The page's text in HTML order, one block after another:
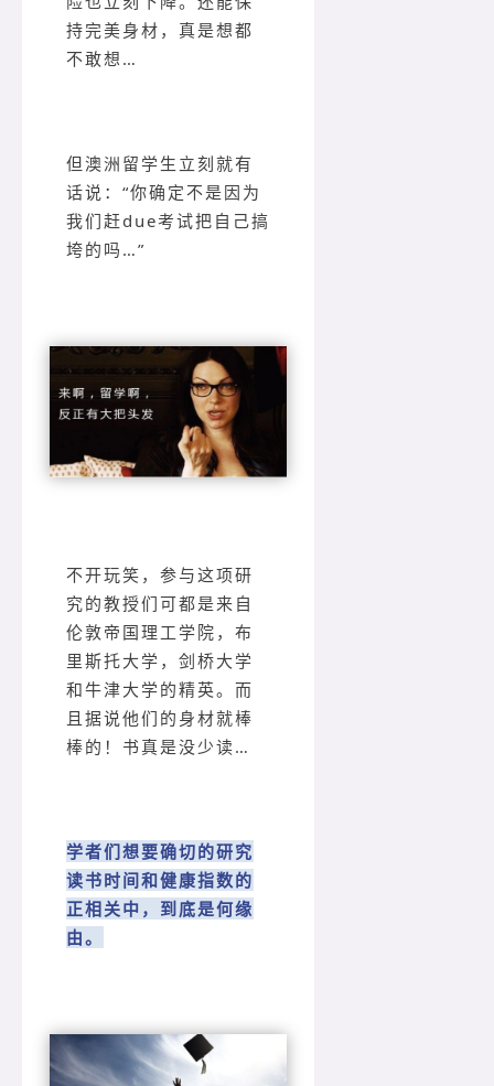
持完美身材，真是想都
不敢想…
但澳洲留学生立刻就有
话说：“你确定不是因为
我们赶due考试把自己搞
垮的吗…”
不开玩笑，参与这项研
究的教授们可都是来自
伦敦帝国理工学院，布
里斯托大学，剑桥大学
和牛津大学的精英。而
且据说他们的身材就棒
棒的！书真是没少读…
学者们想要确切的研究
读书时间和健康指数的
正相关中，到底是何缘
由。